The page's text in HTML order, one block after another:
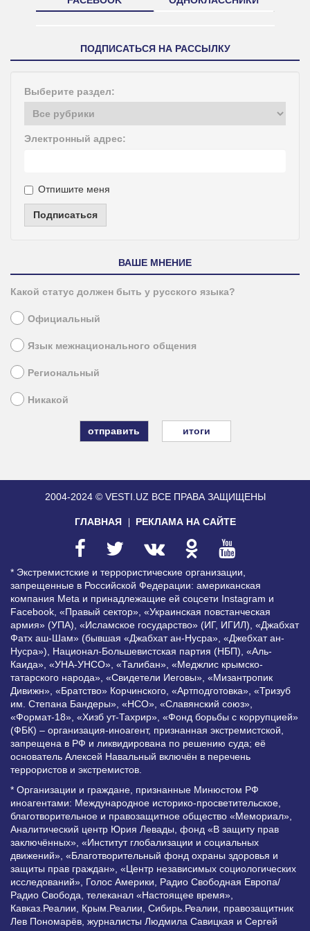
ПОДПИСАТЬСЯ НА РАССЫЛКУ
Выберите раздел:
Электронный адрес:
Отпишите меня
Подписаться
ВАШЕ МНЕНИЕ
Какой статус должен быть у русского языка?
Официальный
Язык межнационального общения
Региональный
Никакой
итоги
2004-2024 © VESTI.UZ ВСЕ ПРАВА ЗАЩИЩЕНЫ
ГЛАВНАЯ РЕКЛАМА НА САЙТЕ
* Экстремистские и террористические организации,
запрещенные в Российской Федерации: американская
компания Meta и принадлежащие ей соцсети Instagram и
Facebook, «Правый сектор», «Украинская повстанческая
армия» (УПА), «Исламское государство» (ИГ, ИГИЛ), «Джабхат
Фатх аш-Шам» (бывшая «Джабхат ан-Нусра», «Джебхат ан-
Нусра»), Национал-Большевистская партия (НБП), «Аль-
Каида», «УНА-УНСО», «Талибан», «Меджлис крымско-
татарского народа», «Свидетели Иеговы», «Мизантропик
Дивижн», «Братство» Корчинского, «Артподготовка», «Тризуб
им. Степана Бандеры», «НСО», «Славянский союз»,
«Формат-18», «Хизб ут-Тахрир», «Фонд борьбы с коррупцией»
(ФБК) – организация-иноагент, признанная экстремистской,
запрещена в РФ и ликвидирована по решению суда; её
основатель Алексей Навальный включён в перечень
террористов и экстремистов.
* Организации и граждане, признанные Минюстом РФ
иноагентами: Международное историко-просветительское,
благотворительное и правозащитное общество «Мемориал»,
Аналитический центр Юрия Левады, фонд «В защиту прав
заключённых», «Институт глобализации и социальных
движений», «Благотворительный фонд охраны здоровья и
защиты прав граждан», «Центр независимых социологических
исследований», Голос Америки, Радио Свободная Европа/
Радио Свобода, телеканал «Настоящее время»,
Кавказ.Реалии, Крым.Реалии, Сибирь.Реалии, правозащитник
Лев Пономарёв, журналисты Людмила Савицкая и Сергей